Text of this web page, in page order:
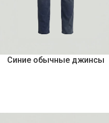
Синие обычные джинсы